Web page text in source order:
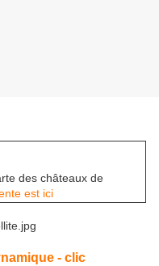
des châteaux de
est ici
- clic